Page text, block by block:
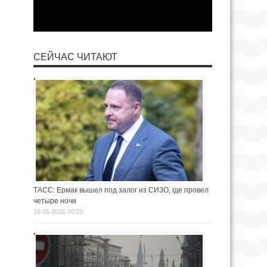
СЕЙЧАС ЧИТАЮТ
ТАСС: Ермак вышел под залог из СИЗО, где провел
четыре ночи
18.05.2026 20:25